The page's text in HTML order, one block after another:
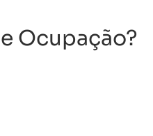
Ocupação?